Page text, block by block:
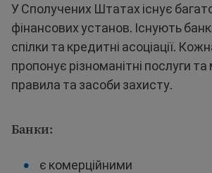
У Сполучених Штатах існує
фінансових установ. Існують
спілки та кредитні асоціації.
пропонує різноманітні послуги та
правила та засоби захисту.
Банки:
є комерційними